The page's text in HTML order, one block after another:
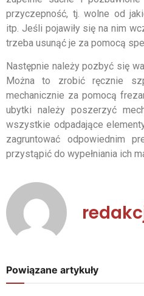
przyczepność, tj. wolne od
itp. Jeśli pojawiły się na nim
trzeba usunąć je za pomocą
Następnie należy pozbyć się
Można to zrobić ręcznie
mechanicznie za pomocą
ubytki należy poszerzyć
wszystkie odpadające
zagruntować odpowiednim
przystąpić do wypełniania ich
Powiązane artykuły